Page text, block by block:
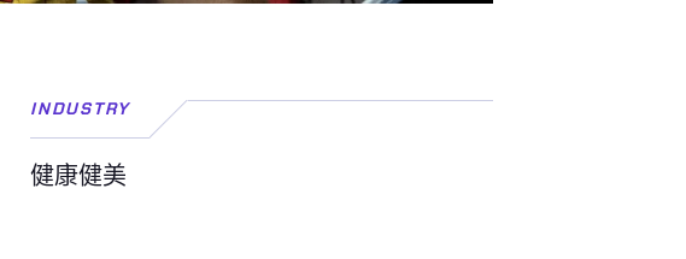
INDUSTRY
健康健美